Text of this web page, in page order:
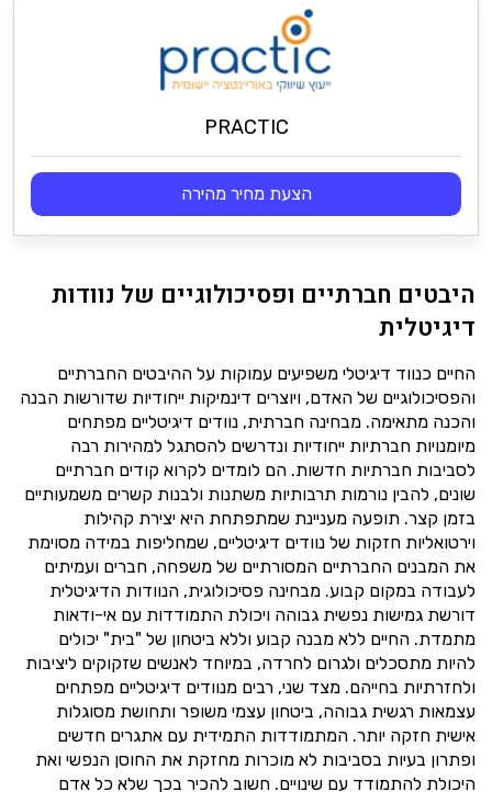
PRACTIC
הצעת מחיר מהירה
היבטים חברתיים ופסיכולוגיים של נוודות
דיגיטלית
החיים כנווד דיגיטלי משפיעים עמוקות על ההיבטים החברתיים
והפסיכולוגיים של האדם, ויוצרים דינמיקות ייחודיות שדורשות הבנה
והכנה מתאימה. מבחינה חברתית, נוודים דיגיטליים מפתחים
מיומנויות חברתיות ייחודיות ונדרשים להסתגל למהירות רבה
לסביבות חברתיות חדשות. הם לומדים לקרוא קודים חברתיים
שונים, להבין נורמות תרבותיות משתנות ולבנות קשרים משמעותיים
בזמן קצר. תופעה מעניינת שמתפתחת היא יצירת קהילות
וירטואליות חזקות של נוודים דיגיטליים, שמחליפות במידה מסוימת
את המבנים החברתיים המסורתיים של משפחה, חברים ועמיתים
לעבודה במקום קבוע. מבחינה פסיכולוגית, הנוודות הדיגיטלית
דורשת גמישות נפשית גבוהה ויכולת התמודדות עם אי-ודאות
מתמדת. החיים ללא מבנה קבוע וללא ביטחון של "בית" יכולים
להיות מתסכלים ולגרום לחרדה, במיוחד לאנשים שזקוקים ליציבות
ולחזרתיות בחייהם. מצד שני, רבים מנוודים דיגיטליים מפתחים
עצמאות רגשית גבוהה, ביטחון עצמי משופר ותחושת מסוגלות
אישית חזקה יותר. המתמודדות התמידית עם אתגרים חדשים
ופתרון בעיות בסביבות לא מוכרות מחזקת את החוסן הנפשי ואת
היכולת להתמודד עם שינויים. חשוב להכיר בכך שלא כל אדם